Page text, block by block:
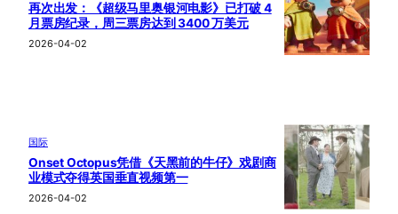
再次出发：《超级马里奥银河电影》已打破 4
月票房纪录，周三票房达到 3400 万美元
2026-04-02
国际
Onset Octopus凭借《天黑前的牛仔》戏剧商
业模式夺得英国垂直视频第一
2026-04-02